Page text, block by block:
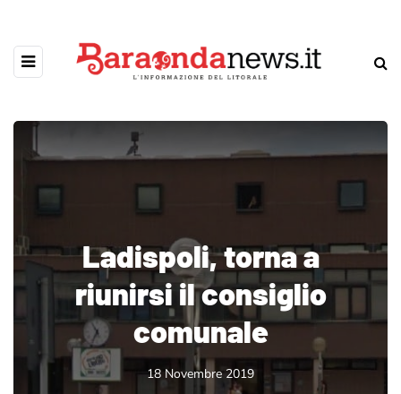
Ladispoli, torna a
riunirsi il consiglio
comunale
18 Novembre 2019